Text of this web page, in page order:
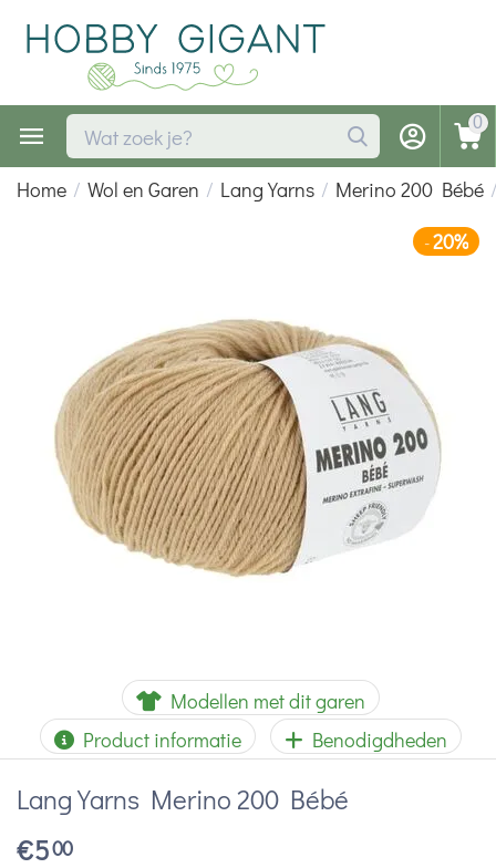
0
Home / Wol en Garen / Lang Yarns / Merino 200 Bébé
-20%
Modellen met dit garen
Product informatie
Benodigdheden
Lang Yarns Merino 200 Bébé
€500